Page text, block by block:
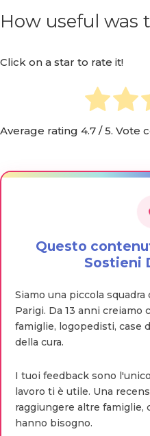
How useful was
Click on a star to rate it!
Average rating 4.7 / 5. Vote
Questo
Sostieni
Siamo una piccola
Parigi. Da 13 anni
famiglie, logopedisti, case
della cura.
I tuoi feedback sono
lavoro ti è utile. Una
raggiungere altre famiglie,
hanno bisogno.